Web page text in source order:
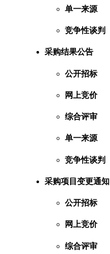
单一来源
竞争性谈判
采购结果公告
公开招标
网上竞价
综合评审
单一来源
竞争性谈判
采购项目变更通知
公开招标
网上竞价
综合评审